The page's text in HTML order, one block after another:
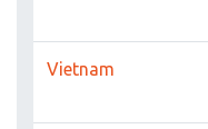
Vietnam